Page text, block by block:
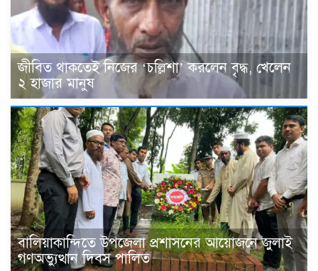
জীবিত থাকতেই নিজের ‘চল্লিশা’ করলেন বৃদ্ধ, খেলেন
২ হাজার মানুষ
বালিয়াকান্দিতে উপজেলা প্রশাসনের আয়োজনে জুলাই
গণঅভ্যুত্থান দিবস পালিত